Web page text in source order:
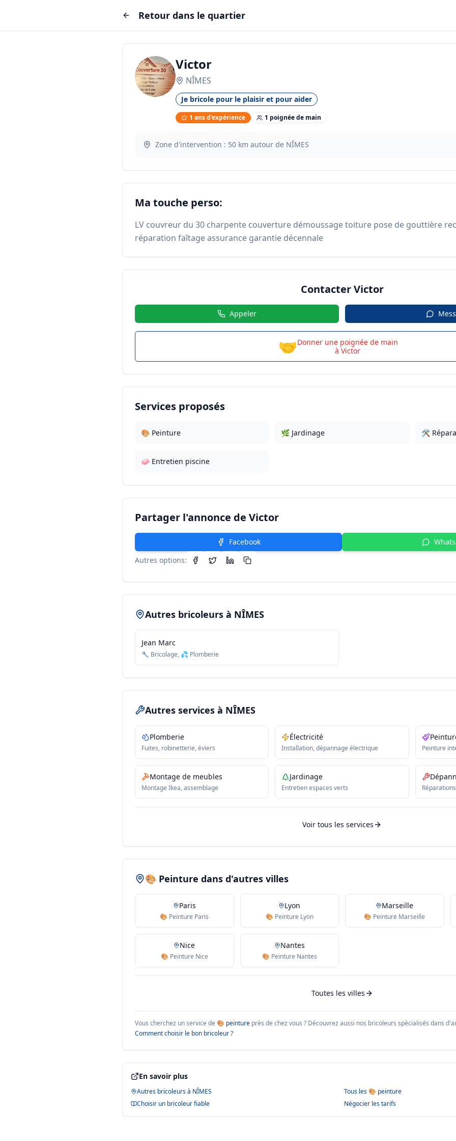
Retour dans le quartier
Victor
NÎMES
Je bricole pour le plaisir et pour aider
1 ans d'expérience 1 poignéede main
Zone d'intervention : 50 km autour de NÎMES
Ma touche perso:
LV couvreur du 30 charpente couverture démoussage toiture pose de gouttière
réparation faîtage assurance garantie décennale
ContacterVictor
Appeler
🤝Donner une poignée de main
à Victor
Services proposés
🎨 Peinture 🌿 Jardinage 🛠️
🧼 Entretien piscine
Partager l'annonce de Victor
Facebook
Autres options:
Autres bricoleurs à NÎMES
Jean Marc
🔧 Bricolage, 💦 Plomberie
Autres services à NÎMES
Plomberie
Fuites, robinetterie, éviers
Électricité
Installation, dépannage électrique Peinture
Montage de meubles
Montage Ikea, assemblage
Jardinage
Entretien espaces verts
Voir tous les services
🎨 Peinture dans d'autres villes
Paris
🎨 Peinture Paris
Lyon
🎨 Peinture Lyon
Marseille
🎨 Peinture Marseille
Nice
🎨 Peinture Nice
Nantes
🎨 Peinture Nantes
Toutes les villes
Vous cherchez un service de 🎨 peinture près de chez vous ? Découvrez aussi nos bricoleurs spécialisés dans
Comment choisir le bon bricoleur ?
En savoir plus
Autres bricoleurs à NÎMES Tous les🎨 peinture
Choisir un bricoleur fiable
Négocier les tarifs